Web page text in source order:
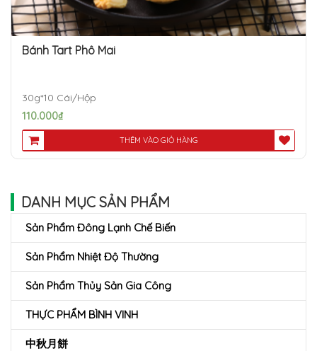
DANH MỤC SẢN PHẨM
Sản Phẩm Đông Lạnh Chế Biến
Sản Phẩm Nhiệt Độ Thường
Sản Phẩm Thủy Sản Gia Công
THỰC PHẨM BÌNH VINH
中秋月餅
Bánh Tart Phô Mai
30g*10 Cái/Hộp
110.000₫
THÊM VÀO GIỎ HÀNG